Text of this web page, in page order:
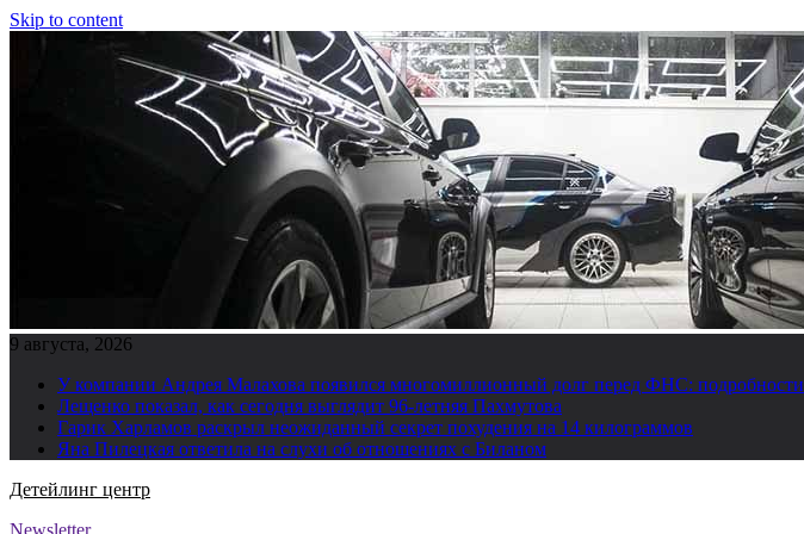
Skip to content
9 августа, 2026
У компании Андрея Малахова появился многомиллионный долг перед ФНС: подробности
Лещенко показал, как сегодня выглядит 96-летняя Пахмутова
Гарик Харламов раскрыл неожиданный секрет похудения на 14 килограммов
Яна Пилецкая ответила на слухи об отношениях с Биланом
Детейлинг центр
Newsletter